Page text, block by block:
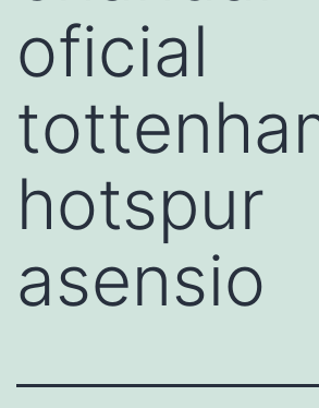
oficial
hotspur
asensio